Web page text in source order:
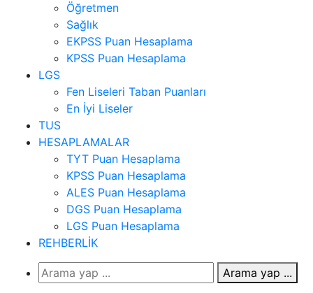
Öğretmen
Sağlık
EKPSS Puan Hesaplama
KPSS Puan Hesaplama
LGS
Fen Liseleri Taban Puanları
En İyi Liseler
TUS
HESAPLAMALAR
TYT Puan Hesaplama
KPSS Puan Hesaplama
ALES Puan Hesaplama
DGS Puan Hesaplama
LGS Puan Hesaplama
REHBERLİK
Arama yap ...